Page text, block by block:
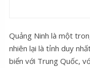
Quảng Ninh là một
nhiên lại là tỉnh duy
biển với Trung Quốc,